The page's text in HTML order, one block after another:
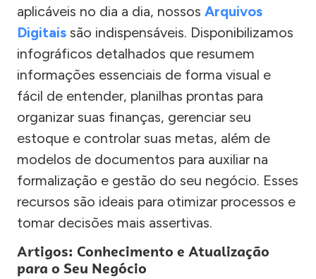
aplicáveis no dia a dia, nossos Arquivos
Digitais são indispensáveis. Disponibilizamos
infográficos detalhados que resumem
informações essenciais de forma visual e
fácil de entender, planilhas prontas para
organizar suas finanças, gerenciar seu
estoque e controlar suas metas, além de
modelos de documentos para auxiliar na
formalização e gestão do seu negócio. Esses
recursos são ideais para otimizar processos e
tomar decisões mais assertivas.
Artigos: Conhecimento e Atualização
para o Seu Negócio